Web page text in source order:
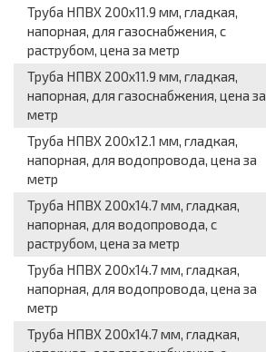
Труба НПВХ 200x11.9 мм, гладкая,
напорная, для газоснабжения, с
раструбом, цена за метр
Труба НПВХ 200x11.9 мм, гладкая,
напорная, для газоснабжения, цена за
метр
Труба НПВХ 200x12.1 мм, гладкая,
напорная, для водопровода, цена за
метр
Труба НПВХ 200x14.7 мм, гладкая,
напорная, для водопровода, с
раструбом, цена за метр
Труба НПВХ 200x14.7 мм, гладкая,
напорная, для водопровода, цена за
метр
Труба НПВХ 200x14.7 мм, гладкая,